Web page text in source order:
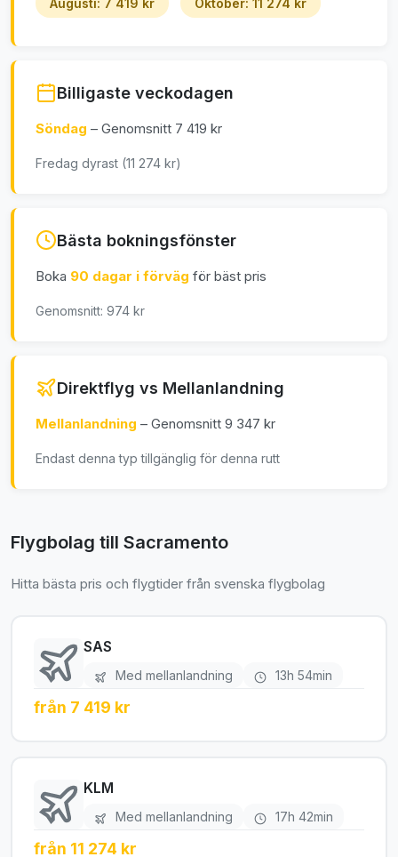
Augusti: 7 419 kr Oktober: 11 274 kr
Billigaste veckodagen
Söndag – Genomsnitt 7 419 kr
Fredag dyrast (11 274 kr)
Bästa bokningsfönster
Boka 90 dagar i förväg för bäst pris
Genomsnitt: 974 kr
Direktflyg vs Mellanlandning
Mellanlandning – Genomsnitt 9 347 kr
Endast denna typ tillgänglig för denna rutt
Flygbolag till Sacramento
Hitta bästa pris och flygtider från svenska flygbolag
SAS
Med mellanlandning 13h 54min
från 7 419 kr
KLM
Med mellanlandning 17h 42min
från 11 274 kr